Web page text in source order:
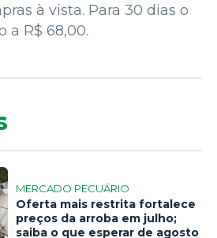
à vista. Para 30 dias o
a R$ 68,00.
MERCADO PECUÁRIO
Oferta mais restrita fortalece
preços da arroba em julho;
saiba o que esperar de agosto